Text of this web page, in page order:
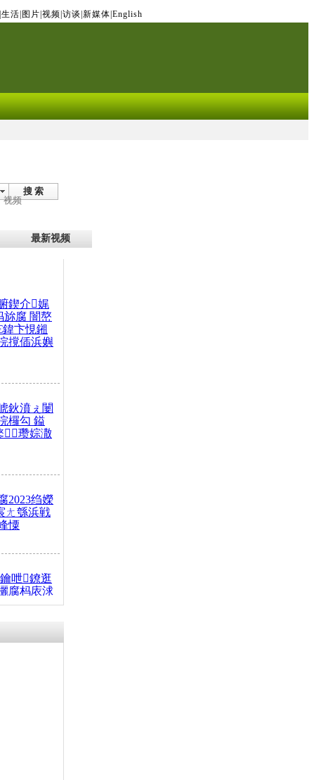
生活 图片 视频 访谈 新媒体 English
搜 索
视频
最新视频
鍥介娓
旀腐 闇嶅
卞悓鎺
撹偛浜嬩
鈥濆ぇ闄
欏勾 鎰
瓒婃潵
2023绉嬫
ㄤ綔浜戦
憟
呭鐐逛
腐杩庡浗